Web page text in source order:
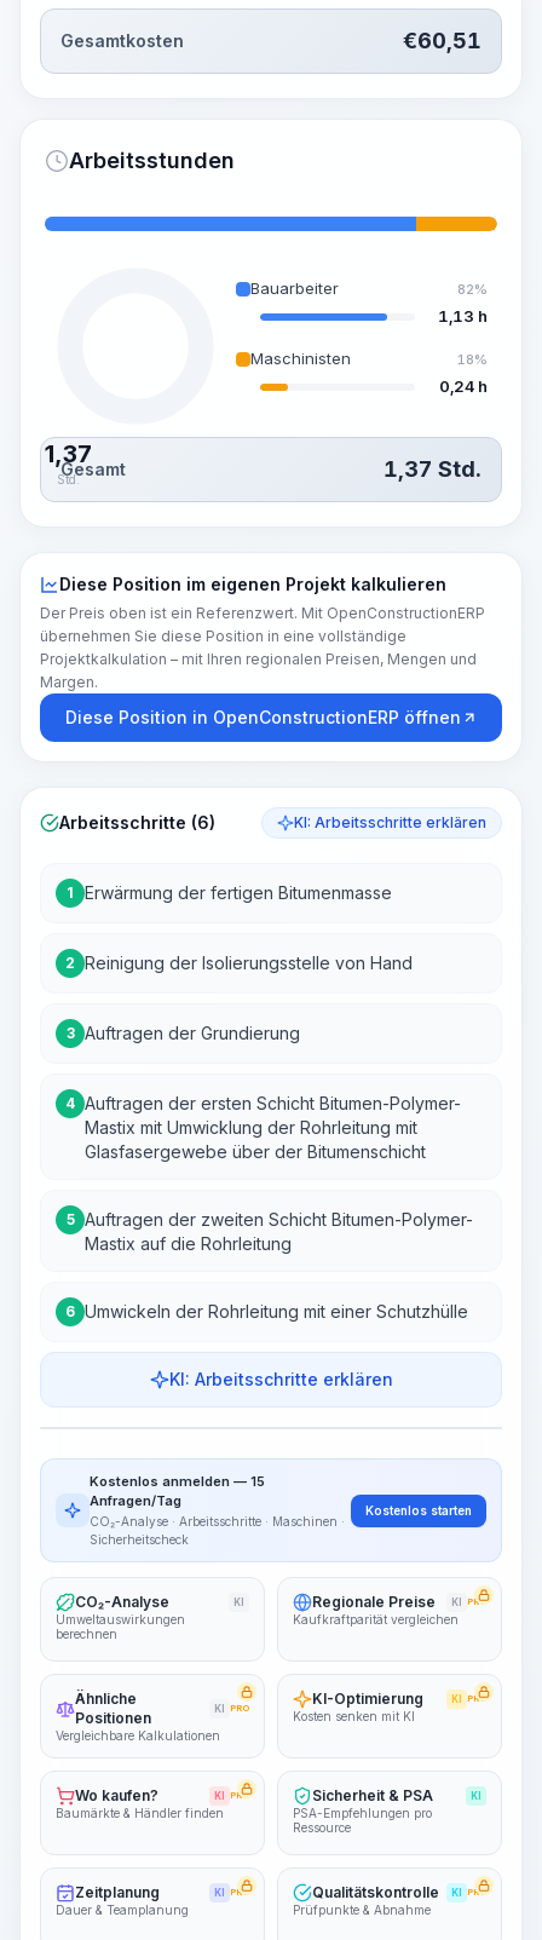
Gesamtkosten €60,51
Arbeitsstunden
1,37
Std.
Bauarbeiter 82%
1,13 h
Maschinisten 18%
0,24 h
Gesamt 1,37 Std.
Diese Position im eigenen Projekt kalkulieren
Der Preis oben ist ein Referenzwert. Mit OpenConstructionERP
übernehmen Sie diese Position in eine vollständige
Projektkalkulation – mit Ihren regionalen Preisen, Mengen und
Margen.
Diese Position in OpenConstructionERP öffnen
Arbeitsschritte (6) KI: Arbeitsschritte erklären
1 Erwärmung der fertigen Bitumenmasse
2 Reinigung der Isolierungsstelle von Hand
3 Auftragen der Grundierung
4 Auftragen der ersten Schicht Bitumen-Polymer-
Mastix mit Umwicklung der Rohrleitung mit
Glasfasergewebe über der Bitumenschicht
5 Auftragen der zweiten Schicht Bitumen-Polymer-
Mastix auf die Rohrleitung
6 Umwickeln der Rohrleitung mit einer Schutzhülle
KI: Arbeitsschritte erklären
Arbeitsschritte
~15-30 Sek.
Kostenlos anmelden — 15
Anfragen/Tag
CO₂-Analyse · Arbeitsschritte · Maschinen ·
Sicherheitscheck
Kostenlos starten
CO₂-Analyse KI
Umweltauswirkungen
berechnen
Regionale Preise KI PRO
Kaufkraftparität vergleichen
Ähnliche
Positionen
KI PRO
Vergleichbare Kalkulationen
KI-Optimierung KI PRO
Kosten senken mit KI
Wo kaufen? KI PRO
Baumärkte & Händler finden
Sicherheit & PSA KI
PSA-Empfehlungen pro
Ressource
Zeitplanung KI PRO
Dauer & Teamplanung
Qualitätskontrolle KI PRO
Prüfpunkte & Abnahme